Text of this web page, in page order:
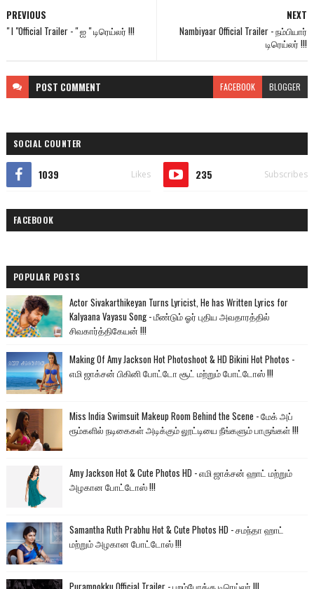
NEXT
Nambiyaar Official Trailer - நம்பியார்
டிரெய்லர் !!!
PREVIOUS
" I "Official Trailer - " ஐ " டிரெய்லர் !!!
POST COMMENT FACEBOOK BLOGGER
SOCIAL COUNTER
1039 Likes 235 Subscribes
FACEBOOK
POPULAR POSTS
Actor Sivakarthikeyan Turns Lyricist, He has Written Lyrics for
Kalyaana Vayasu Song - மீண்டும் ஓர் புதிய அவதாரத்தில்
சிவகார்த்திகேயன் !!!
Making Of Amy Jackson Hot Photoshoot & HD Bikini Hot Photos -
எமி ஜாக்சன் பிகினி போட்டோ சூட் மற்றும் போட்டோஸ் !!!
Miss India Swimsuit Makeup Room Behind the Scene - மேக் அப்
ரூம்களில் நடிகைகள் அடிக்கும் லூட்டியை நீங்களும் பாருங்கள் !!!
Amy Jackson Hot & Cute Photos HD - எமி ஜாக்சன் ஹாட் மற்றும்
அழகான போட்டோஸ் !!!
Samantha Ruth Prabhu Hot & Cute Photos HD - சமந்தா ஹாட்
மற்றும் அழகான போட்டோஸ் !!!
Purampokku Official Trailer - புறம்போக்கு டிரெய்லர் !!!